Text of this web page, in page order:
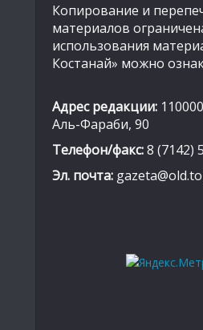
Копирование и
материалов
использования
Костанай» можно
Адрес редакции:
Аль-Фараби, 90
Телефон/факс:8 (7142)
Эл. почта: